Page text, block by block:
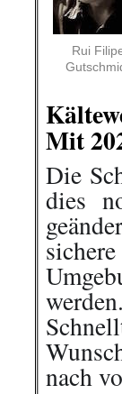
Rui
Mit
Die
dies
nach